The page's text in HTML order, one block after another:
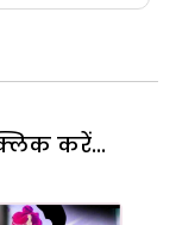
करें...